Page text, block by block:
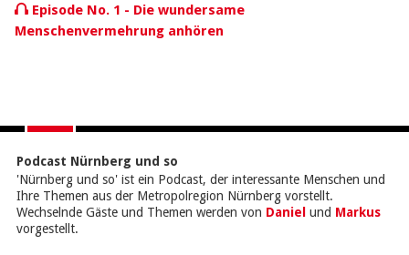
Episode No. 1 - Die wundersame
Menschenvermehrung anhören
Podcast Nürnberg und so
'Nürnberg und so' ist ein Podcast, der interessante Menschen und
Ihre Themen aus der Metropolregion Nürnberg vorstellt.
Wechselnde Gäste und Themen werden von Daniel und Markus
vorgestellt.